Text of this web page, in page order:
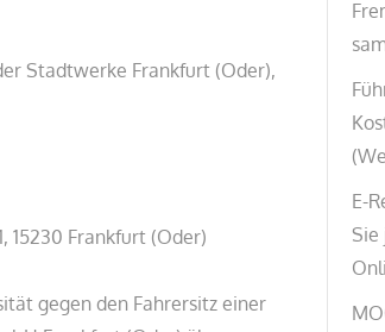
Stadtwerke Frankfurt (Oder),
15230 Frankfurt (Oder)
gegen den Fahrersitz einer
E-
Sie